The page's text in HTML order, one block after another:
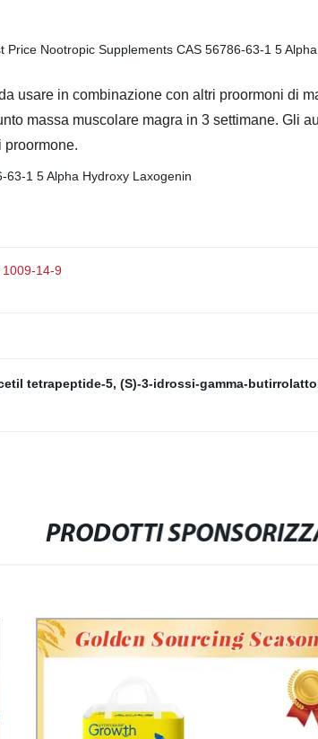
usare in combinazione con altri proormoni di
massa muscolare magra in 3 settimane. Gli
proormone.
1009-14-9
tetrapeptide-5, (S)-3-idrossi-gamma-
PRODOTTI